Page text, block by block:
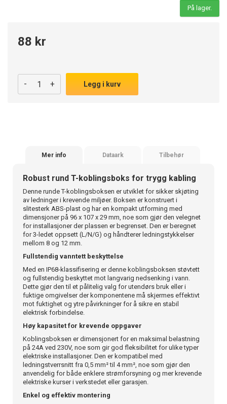
På lager.
88 kr
- + Legg i kurv
Mer info Dataark Tilbehør
Robust rund T-koblingsboks for trygg kabling
Denne runde T-koblingsboksen er utviklet for sikker skjøting
av ledninger i krevende miljøer. Boksen er konstruert i
slitesterk ABS-plast og har en kompakt utforming med
dimensjoner på 96 x 107 x 29 mm, noe som gjør den velegnet
for installasjoner der plassen er begrenset. Den er beregnet
for 3-ledet oppsett (L/N/G) og håndterer ledningstykkelser
mellom 8 og 12 mm.
Fullstendig vanntett beskyttelse
Med en IP68-klassifisering er denne koblingsboksen støvtett
og fullstendig beskyttet mot langvarig nedsenking i vann.
Dette gjør den til et pålitelig valg for utendørs bruk eller i
fuktige omgivelser der komponentene må skjermes effektivt
mot fuktighet og ytre påvirkninger for å sikre en stabil
elektrisk forbindelse.
Høy kapasitet for krevende oppgaver
Koblingsboksen er dimensjonert for en maksimal belastning
på 24A ved 230V, noe som gir god fleksibilitet for ulike typer
elektriske installasjoner. Den er kompatibel med
ledningstverrsnitt fra 0,5 mm² til 4 mm², noe som gjør den
anvendelig for både enklere strømforsyning og mer krevende
elektriske kurser i verkstedet eller garasjen.
Enkel og effektiv montering